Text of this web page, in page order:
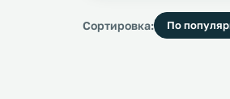
Сортировка: По